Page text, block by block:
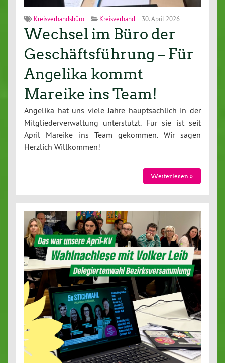
Kreisverbandsbüro Kreisverband 30. April 2026
Wechsel im Büro der
Geschäftsführung – Für
Angelika kommt
Mareike ins Team!
Angelika hat uns viele Jahre haupt­säch­lich in der
Mit­glie­der­ver­wal­tung un­ter­stützt. Für sie ist seit
April Mareike ins Team gekommen. Wir sagen
Herzlich Will­kom­men!
Wei­ter­le­sen »